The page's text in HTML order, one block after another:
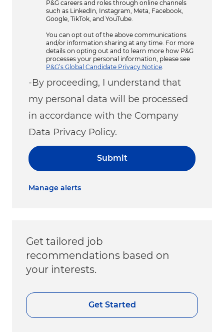
P&G careers and roles through online channels
such as LinkedIn, Instagram, Meta, Facebook,
Google, TikTok, and YouTube.
You can opt out of the above communications
and/or information sharing at any time. For more
details on opting out and to learn more how P&G
processes your personal information, please see
P&G’s Global Candidate Privacy Notice
-By proceeding, I understand that
my personal data will be processed
in accordance with the Company
Data Privacy Policy.
Submit
Manage alerts
Get tailored job
recommendations based on
your interests.
Get Started